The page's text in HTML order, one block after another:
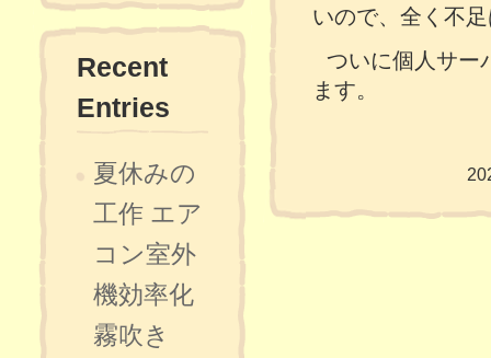
いので、全く不
ついに個人サー
ます。
Recent
Entries
夏休みの
工作 エア
コン室外
機効率化
霧吹き